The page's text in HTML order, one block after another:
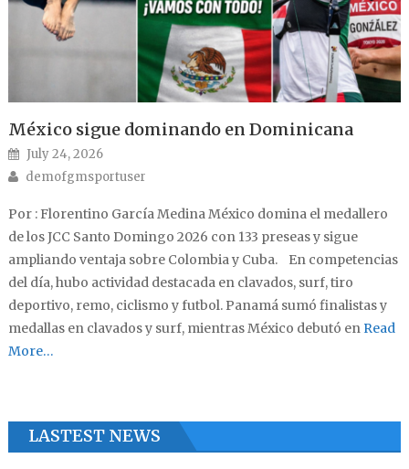
México sigue dominando en Dominicana
Posted on
July 24, 2026
Author
demofgmsportuser
Por : Florentino García Medina México domina el medallero
de los JCC Santo Domingo 2026 con 133 preseas y sigue
ampliando ventaja sobre Colombia y Cuba. En competencias
del día, hubo actividad destacada en clavados, surf, tiro
deportivo, remo, ciclismo y futbol. Panamá sumó finalistas y
medallas en clavados y surf, mientras México debutó enRead
More…
LASTEST NEWS